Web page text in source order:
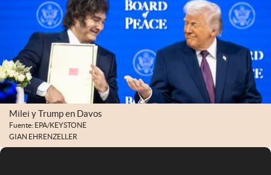
Mundial 2026
Eventos Corporativos
El Cronista Studio
Mediakit
abre en nueva pestaña
Milei y Trump en Davos
Fuente: EPA/KEYSTONE
GIAN EHRENZELLER